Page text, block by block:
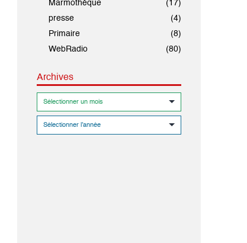
Marmothèque
(17)
presse
(4)
Primaire
(8)
WebRadio
(80)
Archives